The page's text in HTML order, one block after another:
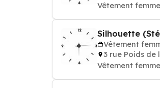
Vêtement
Silhouette
Vêtement
3 rue Poids de
Vêtement